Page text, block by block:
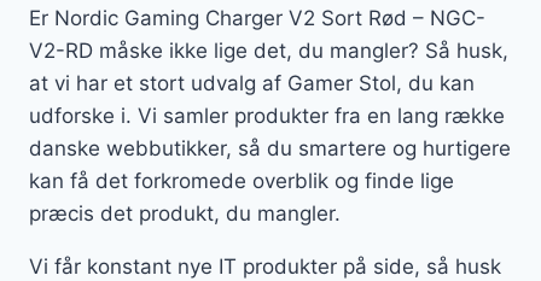
Er Nordic Gaming Charger V2 Sort Rød – NGC-
V2-RD måske ikke lige det, du mangler? Så husk,
at vi har et stort udvalg af Gamer Stol, du kan
udforske i. Vi samler produkter fra en lang række
danske webbutikker, så du smartere og hurtigere
kan få det forkromede overblik og finde lige
præcis det produkt, du mangler.
Vi får konstant nye IT produkter på side, så husk